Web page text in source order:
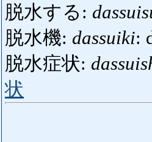
脱水する:
脱水機: dassuiki:
脱水症状:
状